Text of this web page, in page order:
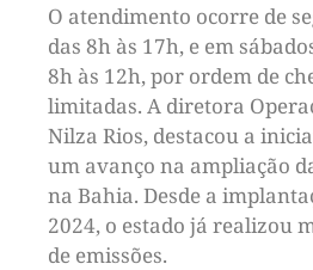
O atendimento ocorre de
das 8h às 17h, e em
8h às 12h, por ordem de
limitadas. A diretora
Nilza Rios, destacou a
um avanço na ampliação
na Bahia. Desde a
2024, o estado já realizou
de emissões.